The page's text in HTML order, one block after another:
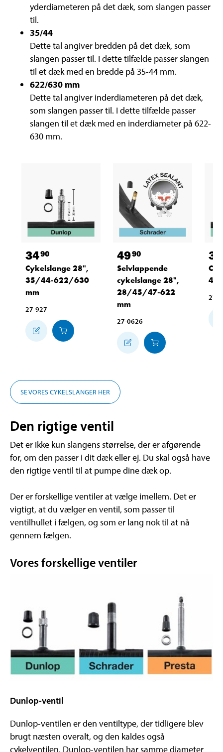
yderdiameteren på det dæk, som slangen passer
til.
35/44
Dette tal angiver bredden på det dæk, som
slangen passer til. I dette tilfælde passer slangen
til et dæk med en bredde på 35-44 mm.
622/630 mm
Dette tal angiver inderdiameteren på det dæk,
som slangen passer til. I dette tilfælde passer
slangen til et dæk med en inderdiameter på 622-
630 mm.
3490
Cykelslange 28",
35/44-622/630
mm
27-927
4990
Selvlappende
cykelslange 28",
28/45/47-622
mm
27-0626
34
27-
SE VORES CYKELSLANGER HER
Den rigtige ventil
Det er ikke kun slangens størrelse, der er afgørende
for, om den passer i dit dæk eller ej. Du skal også have
den rigtige ventil til at pumpe dine dæk op.
Der er forskellige ventiler at vælge imellem. Det er
vigtigt, at du vælger en ventil, som passer til
ventilhullet i fælgen, og som er lang nok til at nå
gennem fælgen.
Vores forskellige ventiler
Dunlop-ventil
Dunlop-ventilen er den ventiltype, der tidligere blev
brugt næsten overalt, og den kaldes også
cykelventilen. Dunlop-ventilen har samme diameter